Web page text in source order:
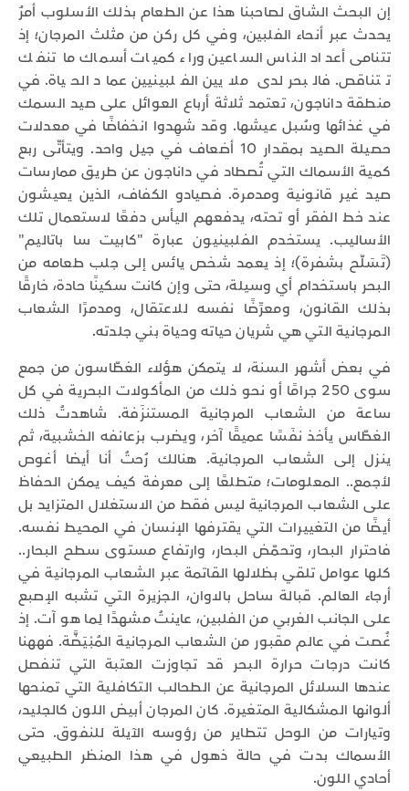
إن البحث الشاق لصاحبنا هذا عن الطعام بذلك الأسلوب أمرٌ
يحدث عبر أنحاء الفلبين، وفي كل ركن من مثلث المرجان؛ إذ
تتنامى أعداد الناس الساعين وراء كميات أسماك ما تنفك
تتناقص. فالبحر لدى ملايين الفلبينيين عماد الحياة. في
منطقة داناجون، تعتمد ثلاثة أرباع العوائل على صيد السمك
في غذائها وسُبل عيشها. وقد شهِدوا انخفاضًا في معدلات
حصيلة الصيد بمقدار 10 أضعاف في جيل واحد. ويتأتّى ربع
كمية الأسماك التي تُصطاد في داناجون عن طريق ممارسات
صيد غير قانونية ومدمرة. فصيادو الكفاف، الذين يعيشون
عند خط الفقر أو تحته، يدفعهم اليأس دفعًا لاستعمال تلك
الأساليب. يستخدم الفلبينيون عبارة "كابيت سا باتاليم"
(تَسَلّح بشفرة)؛ إذ يعمد شخص يائس إلى جلب طعامه من
البحر باستخدام أي وسيلة، حتى وإن كانت سكينًا حادة، خارقًا
بذلك القانون، ومعرِّضًا نفسه للاعتقال، ومدمرًا الشعاب
المرجانية التي هي شريان حياته وحياة بني جلدته.
في بعض أشهر السنة، لا يتمكن هؤلاء الغطّاسون من جمع
سوى 250 جرامًا أو نحو ذلك من المأكولات البحرية في كل
ساعة من الشعاب المرجانية المستنزَفة. شاهدتُ ذلك
الغطّاس يأخذ نفَسًا عميقًا آخر، ويضرب بزعانفه الخشبية، ثم
ينزل إلى الشعاب المرجانية. هنالك رُحتُ أنا أيضا أغوص
لأجمع.. المعلومات؛ متطلعًا إلى معرفة كيف يمكن الحفاظ
على الشعاب المرجانية ليس فقط من الاستغلال المتزايد بل
أيضًا من التغييرات التي يقترفها الإنسان في المحيط نفسه.
فاحترار البحار، وتحمّض البحار، وارتفاع مستوى سطح البحار..
كلها عوامل تلقي بظلالها القاتمة عبر الشعاب المرجانية في
أرجاء العالم. قبالة ساحل بالاوان، الجزيرة التي تشبه الإصبع
على الجانب الغربي من الفلبين، عاينتُ مشهدًا لِما هو آت. إذ
غُصت في عالم مقبور من الشعاب المرجانية المُبْيَضَّة. فههنا
كانت درجات حرارة البحر قد تجاوزت العتبة التي تنفصل
عندها السلائل المرجانية عن الطحالب التكافلية التي تمنحها
ألوانها المشكالية المتغيرة. كان المرجان أبيض اللون كالجليد،
وتيارات من الوحل تتطاير من رؤوسه الآيلة للنفوق. حتى
الأسماك بدت في حالة ذهول في هذا المنظر الطبيعي
أحادي اللون.